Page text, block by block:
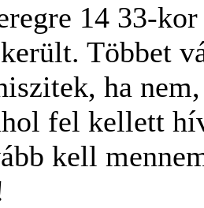
14 33-
Többet
ha
fel kellett
kell